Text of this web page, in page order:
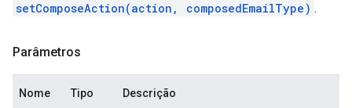
setComposeAction(action, composedEmailType) .
Parâmetros
Nome Tipo Descrição